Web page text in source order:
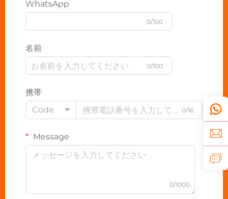
WhatsApp
0/100
名前
0/100
携帯
Code
0/16
Message
0/1000